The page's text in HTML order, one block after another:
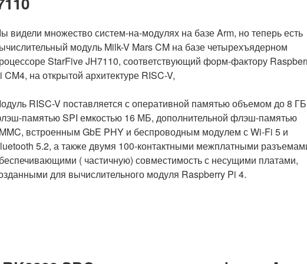
RISC-
V»
видели множество систем-на-модулях на базе Arm, но теперь есть
модуль Milk-V Mars CM на базе четырехъядерном
StarFive JH7110, соответствующий форм-фактору
CM4, на открытой архитектуре RISC-V,
RISC-V поставляется с оперативной памятью объемом до 8
памятью SPI емкостью 16 МБ, дополнительной флэш-памятью
встроенным GbE PHY и беспроводным модулем с Wi-Fi 5 и
5.2, а также двумя 100-контактными межплатными
( частичную) совместимость с несущими платами,
для вычислительного модуля Raspberry Pi 4.